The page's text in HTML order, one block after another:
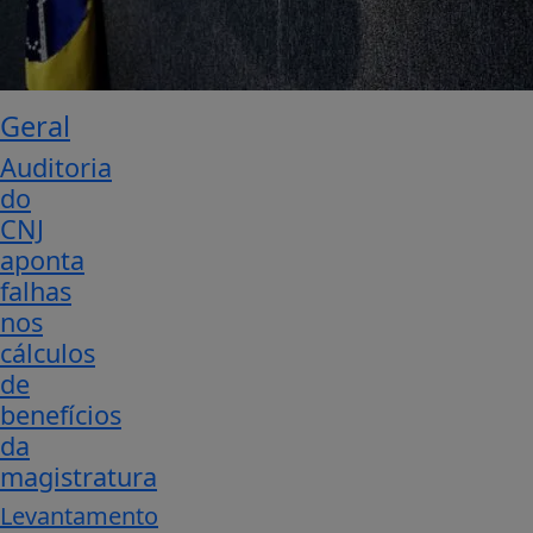
Geral
Auditoria
do
CNJ
aponta
falhas
nos
cálculos
de
benefícios
da
magistratura
Levantamento